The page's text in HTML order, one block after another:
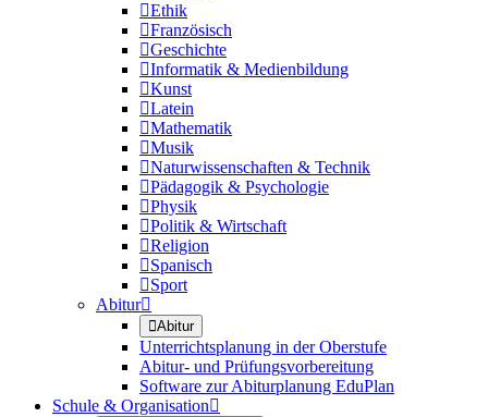
Ethik
Französisch
Geschichte
Informatik & Medienbildung
Kunst
Latein
Mathematik
Musik
Naturwissenschaften & Technik
Pädagogik & Psychologie
Physik
Politik & Wirtschaft
Religion
Spanisch
Sport
Abitur
Abitur
Unterrichtsplanung in der Oberstufe
Abitur- und Prüfungsvorbereitung
Software zur Abiturplanung EduPlan
Schule & Organisation